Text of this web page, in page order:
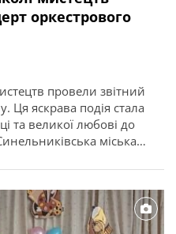
оркестрового
провели звітний
Ця яскрава подія стала
та великої любові до
міська
і
випускники школи.
дисципліну,
одне одного […]